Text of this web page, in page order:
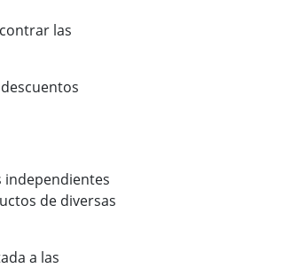
las
independientes
de diversas
a las